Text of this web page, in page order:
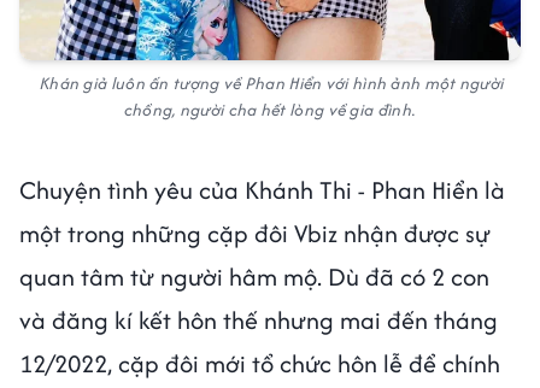
Khán giả luôn ấn tượng về Phan Hiển với hình ảnh một người
chồng, người cha hết lòng về gia đình.
Chuyện tình yêu của Khánh Thi - Phan Hiển là
một trong những cặp đôi Vbiz nhận được sự
quan tâm từ người hâm mộ. Dù đã có 2 con
và đăng kí kết hôn thế nhưng mai đến tháng
12/2022, cặp đôi mới tổ chức hôn lễ để chính